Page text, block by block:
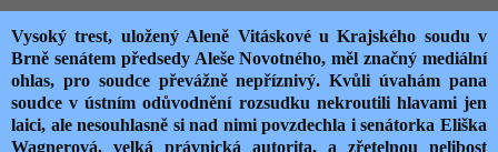
Vysoký trest, uložený Aleně Vitáskové u Krajského soudu v
Brně senátem předsedy Aleše Novotného, měl značný mediální
ohlas, pro soudce převážně nepříznivý. Kvůli úvahám pana
soudce v ústním odůvodnění rozsudku nekroutili hlavami jen
laici, ale nesouhlasně si nad nimi povzdechla i senátorka Eliška
Wagnerová, velká právnická autorita, a zřetelnou nelibost